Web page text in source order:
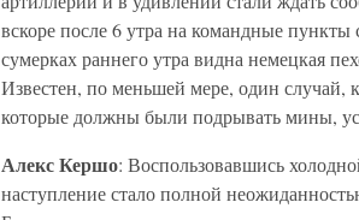
вскоре после 6 утра на командные
сумерках раннего утра видна немецкая
Известен, по меньшей мере, один случай,
которые должны были подрывать мины,
Алекс Кершо: Воспользовавшись
наступление стало полной